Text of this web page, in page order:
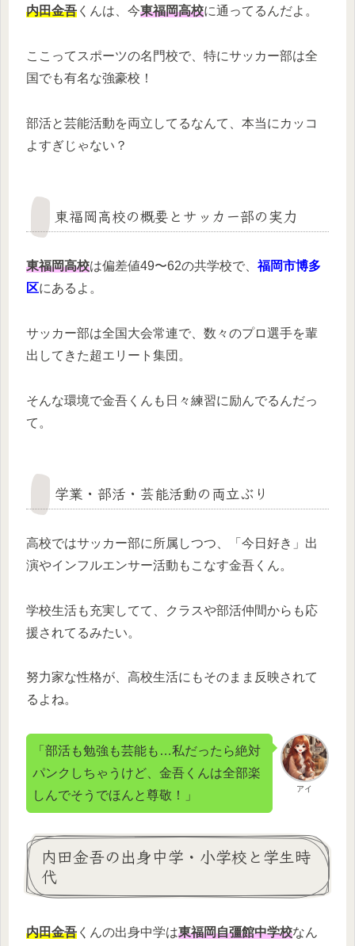
内田金吾 くんは、今東福岡高校に通ってるんだよ。
ここってスポーツの名門校で、特にサッカー部は全
国でも有名な強豪校！
部活と芸能活動を両立してるなんて、本当にカッコ
よすぎじゃない？
東福岡高校の概要とサッカー部の実力
東福岡高校は偏差値49〜62の共学校で、福岡市博多
区にあるよ。
サッカー部は全国大会常連で、数々のプロ選手を輩
出してきた超エリート集団。
そんな環境で金吾くんも日々練習に励んでるんだっ
て。
学業・部活・芸能活動の両立ぶり
高校ではサッカー部に所属しつつ、「今日好き」出
演やインフルエンサー活動もこなす金吾くん。
学校生活も充実してて、クラスや部活仲間からも応
援されてるみたい。
努力家な性格が、高校生活にもそのまま反映されて
るよね。
アイ
「部活も勉強も芸能も…私だったら絶対
パンクしちゃうけど、金吾くんは全部楽
しんでそうでほんと尊敬！」
内田金吾の出身中学・小学校と学生時
代
内田金吾 くんの出身中学は東福岡自彊館中学校なん